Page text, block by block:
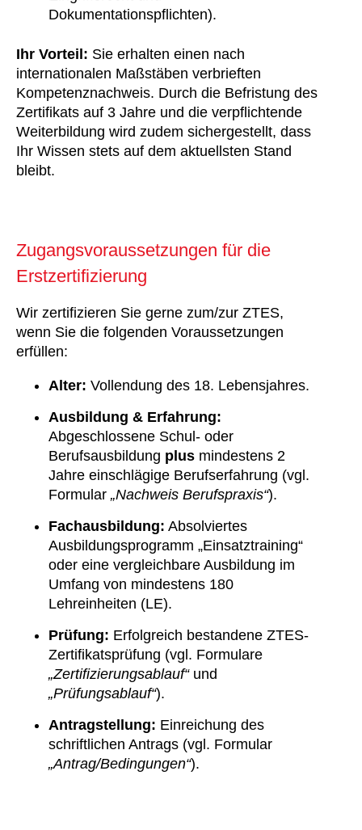
Dokumentationspflichten).
Ihr Vorteil: Sie erhalten einen nach
internationalen Maßstäben verbrieften
Kompetenznachweis. Durch die Befristung des
Zertifikats auf 3 Jahre und die verpflichtende
Weiterbildung wird zudem sichergestellt, dass
Ihr Wissen stets auf dem aktuellsten Stand
bleibt.
Zugangsvoraussetzungen für die
Erstzertifizierung
Wir zertifizieren Sie gerne zum/zur ZTES,
wenn Sie die folgenden Voraussetzungen
erfüllen:
Alter: Vollendung des 18. Lebensjahres.
Ausbildung & Erfahrung:
Abgeschlossene Schul- oder
Berufsausbildung plus mindestens 2
Jahre einschlägige Berufserfahrung (vgl.
Formular „Nachweis Berufspraxis“).
Fachausbildung: Absolviertes
Ausbildungsprogramm „Einsatztraining“
oder eine vergleichbare Ausbildung im
Umfang von mindestens 180
Lehreinheiten (LE).
Prüfung: Erfolgreich bestandene ZTES-
Zertifikatsprüfung (vgl. Formulare
„Zertifizierungsablauf“und
„Prüfungsablauf“).
Antragstellung: Einreichung des
schriftlichen Antrags (vgl. Formular
„Antrag/Bedingungen“).